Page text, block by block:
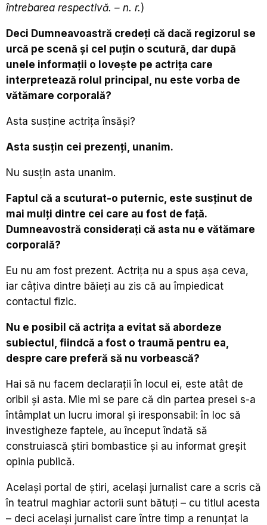
întrebarea respectivă. – n. r.)
Deci Dumneavoastră credeți că dacă regizorul se
urcă pe scenă și cel puţin o scutură, dar după
unele informaţii o loveşte pe actrița care
interpretează rolul principal, nu este vorba de
vătămare corporală?
Asta susține actrița însăși?
Asta susțin cei prezenți, unanim.
Nu susțin asta unanim.
Faptul că a scuturat-o puternic, este susținut de
mai mulți dintre cei care au fost de față.
Dumneavostră considerați că asta nu e vătămare
corporală?
Eu nu am fost prezent. Actrița nu a spus așa ceva,
iar câțiva dintre băieți au zis că au împiedicat
contactul fizic.
Nu e posibil că actrița a evitat să abordeze
subiectul, fiindcă a fost o traumă pentru ea,
despre care preferă să nu vorbească?
Hai să nu facem declarații în locul ei, este atât de
oribil și asta. Mie mi se pare că din partea presei s-a
întâmplat un lucru imoral și iresponsabil: în loc să
investigheze faptele, au început îndată să
construiască știri bombastice și au informat greșit
opinia publică.
Același portal de știri, același jurnalist care a scris că
în teatrul maghiar actorii sunt bătuți – cu titlul acesta
– deci același jurnalist care între timp a renunțat la